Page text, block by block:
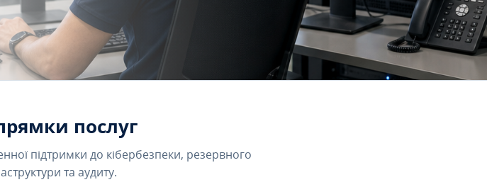
послуг
підтримки до кібербезпеки, резервного
та аудиту.